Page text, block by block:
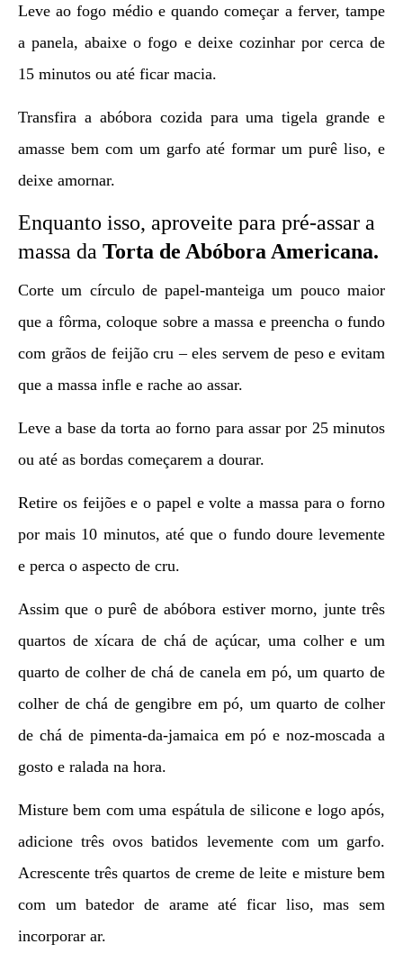
Leve ao fogo médio e quando começar a ferver, tampe
a panela, abaixe o fogo e deixe cozinhar por cerca de
15 minutos ou até ficar macia.
Transfira a abóbora cozida para uma tigela grande e
amasse bem com um garfo até formar um purê liso, e
deixe amornar.
Enquanto isso, aproveite para pré-assar a
massa da Torta de Abóbora Americana.
Corte um círculo de papel-manteiga um pouco maior
que a fôrma, coloque sobre a massa e preencha o fundo
com grãos de feijão cru – eles servem de peso e evitam
que a massa infle e rache ao assar.
Leve a base da torta ao forno para assar por 25 minutos
ou até as bordas começarem a dourar.
Retire os feijões e o papel e volte a massa para o forno
por mais 10 minutos, até que o fundo doure levemente
e perca o aspecto de cru.
Assim que o purê de abóbora estiver morno, junte três
quartos de xícara de chá de açúcar, uma colher e um
quarto de colher de chá de canela em pó, um quarto de
colher de chá de gengibre em pó, um quarto de colher
de chá de pimenta-da-jamaica em pó e noz-moscada a
gosto e ralada na hora.
Misture bem com uma espátula de silicone e logo após,
adicione três ovos batidos levemente com um garfo.
Acrescente três quartos de creme de leite e misture bem
com um batedor de arame até ficar liso, mas sem
incorporar ar.